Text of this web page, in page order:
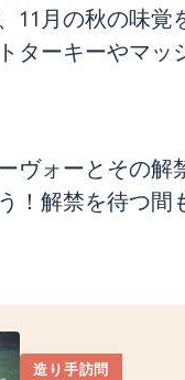
11月の秋の味覚
ターキーやマ
ヴォーとその
！解禁を待つ間
造り手訪問